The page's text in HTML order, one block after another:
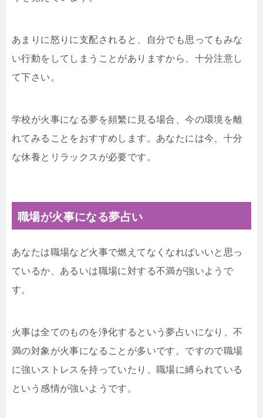
あまりに怒りに支配されると、自分でも思ってもみな
い行動をしてしまうことがありますから、十分注意し
て下さい。
学校が火事になる夢を頻繁に見る場合、今の環境を離
れてみることをおすすめします。あなたには今、十分
な休養とリラックスが必要です。
職場が火事になる夢占い
あなたは職場など火事で燃えてなくなればいいと思っ
ているか、あるいは職場に対する不満が強いようで
す。
火事は全てのものを浄化するという夢占いになり、不
満の対象が火事になることが多いです。ですので職場
に強いストレスを持っていたり、職場に縛られている
という感情が強いようです。